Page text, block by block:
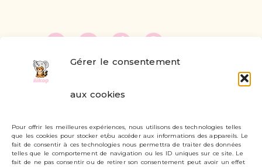
Gérer le consentement
aux cookies
Pour offrir les meilleures expériences, nous utilisons des technologies telles
que les cookies pour stocker et/ou accéder aux informations des appareils. Le
fait de consentir à ces technologies nous permettra de traiter des données
telles que le comportement de navigation ou les ID uniques sur ce site. Le
fait de ne pas consentir ou de retirer son consentement peut avoir un effet
Livraisons et retours
Mon compte